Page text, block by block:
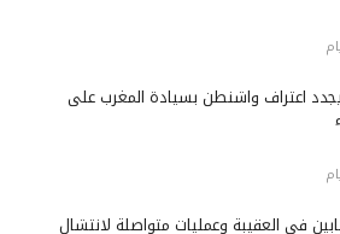
اعتراف واشنطن بسيادة المغرب على
في العقيبة وعمليات متواصلة لانتشال